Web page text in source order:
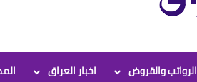
الرواتب والقروض اخبار العراق